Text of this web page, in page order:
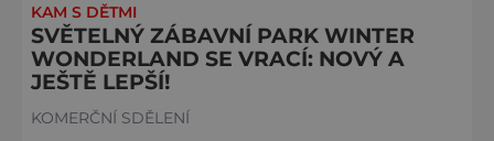
KAM S DĚTMI
SVĚTELNÝ ZÁBAVNÍ PARK WINTER
WONDERLAND SE VRACÍ: NOVÝ A
JEŠTĚ LEPŠÍ!
KOMERČNÍ SDĚLENÍ